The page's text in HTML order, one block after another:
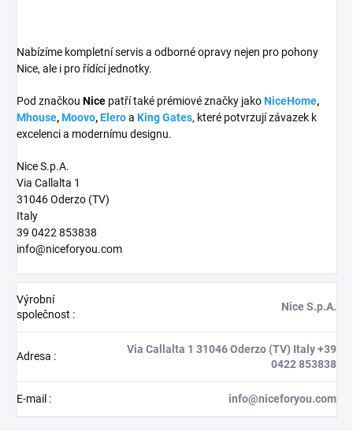
Nabízíme kompletní servis a odborné opravy nejen pro pohony
Nice, ale i pro řídící jednotky.
Pod značkou Nice patří také prémiové značky jakoNiceHome,
Mhouse,Moovo,Eleroa King Gates, které potvrzují závazek k
excelenci a modernímu designu.
Nice S.p.A.
Via Callalta 1
31046 Oderzo (TV)
Italy
39 0422 853838
info@niceforyou.com
Výrobní
společnost :
Nice S.p.A.
Adresa :
Via Callalta 1 31046 Oderzo (TV) Italy +39
0422 853838
E-mail : info@niceforyou.com